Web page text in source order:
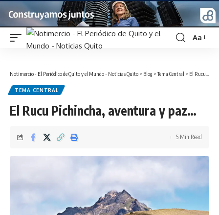
Font
Aa
Notimercio - El Periódico de Quito y el Mundo - Noticias Quito > Blog >Tema Central > El Rucu Pichincha, aventura y paz…
TEMA CENTRAL
El Rucu Pichincha, aventura y paz…
5 Min Read